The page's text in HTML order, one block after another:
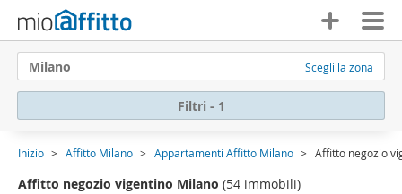
Milano Scegli la zona
Filtri - 1
Inizio Affitto Milano Appartamenti Affitto Milano Affitto negozio
Affitto negozio vigentino Milano (54 immobili)